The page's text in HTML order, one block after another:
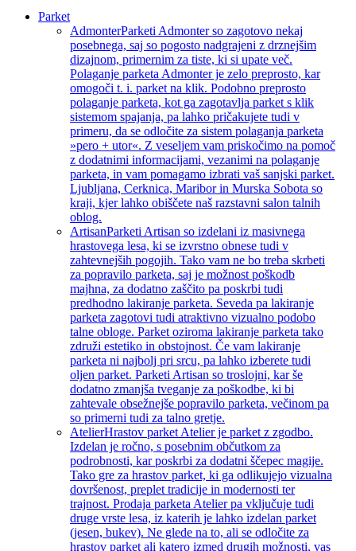
Parket
AdmonterParketi Admonter so zagotovo nekaj
posebnega, saj so pogosto nadgrajeni z drznejšim
dizajnom, primernim za tiste, ki si upate več.
Polaganje parketa Admonter je zelo preprosto, kar
omogoči t. i. parket na klik. Podobno preprosto
polaganje parketa, kot ga zagotavlja parket s klik
sistemom spajanja, pa lahko pričakujete tudi v
primeru, da se odločite za sistem polaganja parketa
»pero + utor«. Z veseljem vam priskočimo na pomoč
z dodatnimi informacijami, vezanimi na polaganje
parketa, in vam pomagamo izbrati vaš sanjski parket.
Ljubljana, Cerknica, Maribor in Murska Sobota so
kraji, kjer lahko obiščete naš razstavni salon talnih
oblog.
ArtisanParketi Artisan so izdelani iz masivnega
hrastovega lesa, ki se izvrstno obnese tudi v
zahtevnejših pogojih. Tako vam ne bo treba skrbeti
za popravilo parketa, saj je možnost poškodb
majhna, za dodatno zaščito pa poskrbi tudi
predhodno lakiranje parketa. Seveda pa lakiranje
parketa zagotovi tudi atraktivno vizualno podobo
talne obloge. Parket oziroma lakiranje parketa tako
združi estetiko in obstojnost. Če vam lakiranje
parketa ni najbolj pri srcu, pa lahko izberete tudi
oljen parket. Parketi Artisan so troslojni, kar še
dodatno zmanjša tveganje za poškodbe, ki bi
zahtevale obsežnejše popravilo parketa, večinom pa
so primerni tudi za talno gretje.
AtelierHrastov parket Atelier je parket z zgodbo.
Izdelan je ročno, s posebnim občutkom za
podrobnosti, kar poskrbi za dodatni ščepec magije.
Tako gre za hrastov parket, ki ga odlikujejo vizualna
dovršenost, preplet tradicije in modernosti ter
trajnost. Prodaja parketa Atelier pa vključuje tudi
druge vrste lesa, iz katerih je lahko izdelan parket
(jesen, bukev). Ne glede na to, ali se odločite za
hrastov parket ali katero izmed drugih možnosti, vas